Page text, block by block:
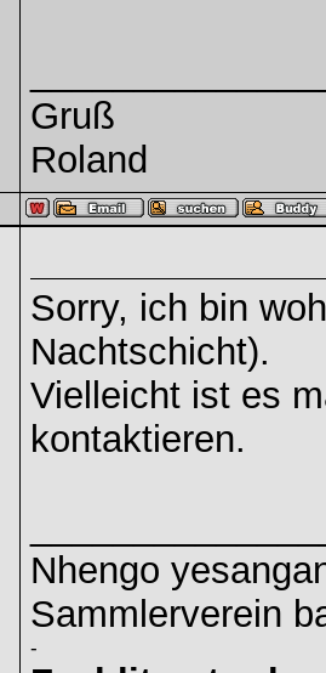
Gruß
Roland
Sorry, ich bin
Nachtschicht).
Vielleicht ist es
kontaktieren.
Nhengo
Sammlerverein
-